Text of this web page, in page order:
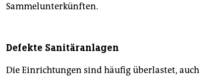
Sammelunterkünften.
Defekte Sanitäranlagen
Die Einrichtungen sind häufig überlastet, auch